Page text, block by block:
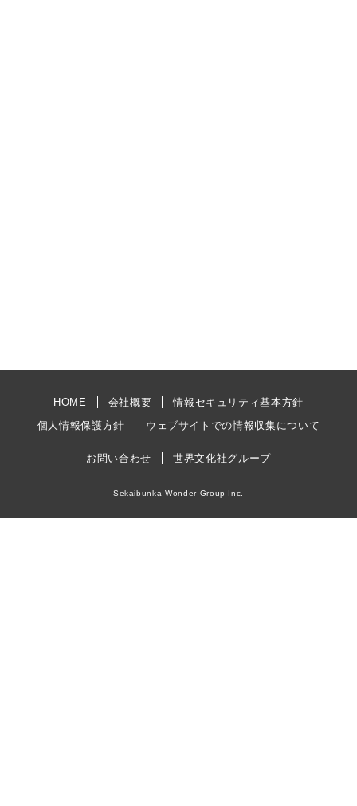
HOME 会社概要
情報セキュリティ基本方針
個人情報保護方針
ウェブサイトでの情報収集について
お問い合わせ 世界文化社グループ
Sekaibunka Wonder Group Inc.